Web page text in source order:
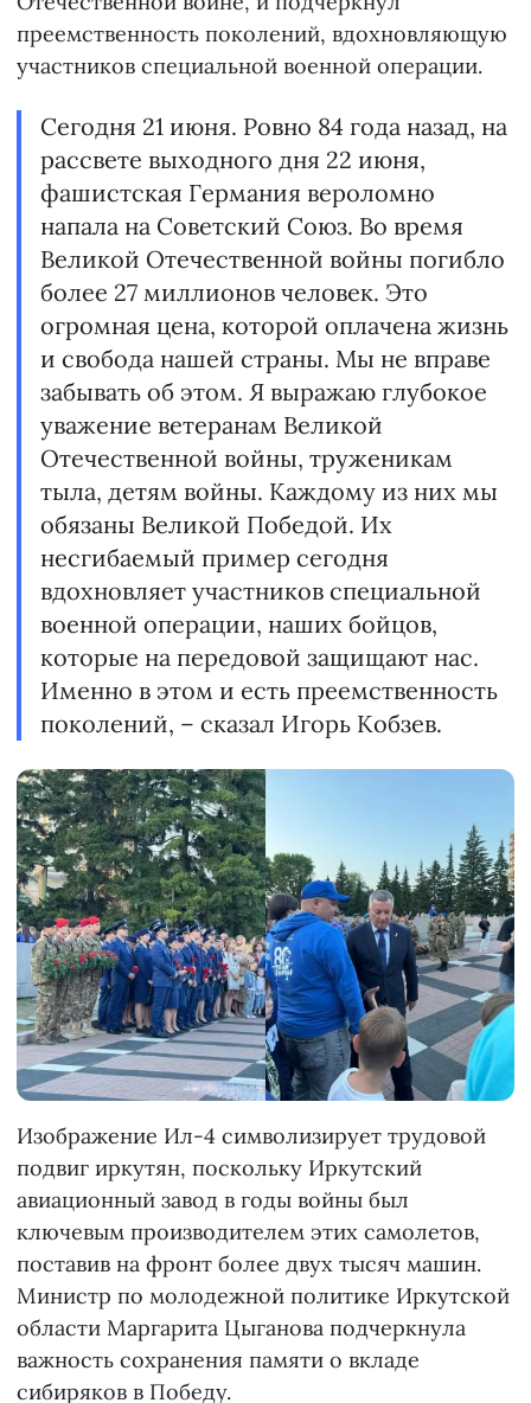
преемственность поколений, вдохновляющую
участников специальной военной операции.
Сегодня 21 июня. Ровно 84 года назад, на
рассвете выходного дня 22 июня,
фашистская Германия вероломно
напала на Советский Союз. Во время
Великой Отечественной войны погибло
более 27 миллионов человек. Это
огромная цена, которой оплачена жизнь
и свобода нашей страны. Мы не вправе
забывать об этом. Я выражаю глубокое
уважение ветеранам Великой
Отечественной войны, труженикам
тыла, детям войны. Каждому из них мы
обязаны Великой Победой. Их
несгибаемый пример сегодня
вдохновляет участников специальной
военной операции, наших бойцов,
которые на передовой защищают нас.
Именно в этом и есть преемственность
поколений, – сказал Игорь Кобзев.
Изображение Ил-4 символизирует трудовой
подвиг иркутян, поскольку Иркутский
авиационный завод в годы войны был
ключевым производителем этих самолетов,
поставив на фронт более двух тысяч машин.
Министр по молодежной политике Иркутской
области Маргарита Цыганова подчеркнула
важность сохранения памяти о вкладе
сибиряков в Победу.